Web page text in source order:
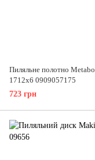
Пиляльне полотно Metabo
1712x6 0909057175
723 грн